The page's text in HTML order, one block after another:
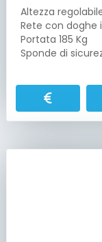
Altezza
Rete con doghe
Portata 185 Kg
Sponde di